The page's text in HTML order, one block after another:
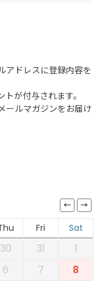
アドレスに登録内容を
が付与されます。
ールマガジンをお届け
Fri Sat
30 31
1
6 7
8